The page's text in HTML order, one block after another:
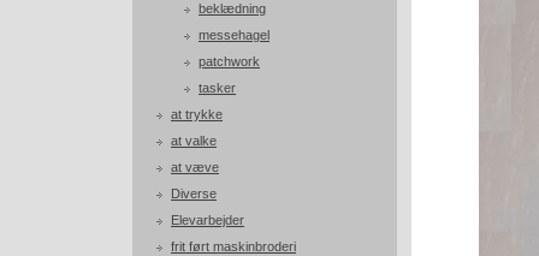
beklædning
messehagel
patchwork
tasker
at trykke
at valke
at væve
Diverse
Elevarbejder
frit ført maskinbroderi